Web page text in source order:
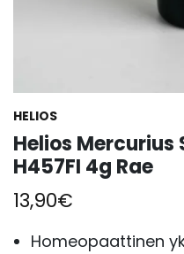
HELIOS
Helios Mercurius
H457FI 4g Rae
13,90€
Homeopaattinen